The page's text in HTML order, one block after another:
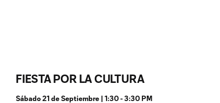
FIESTA POR LA CULTURA
Sábado 21 de Septiembre | 1:30 - 3:30 PM